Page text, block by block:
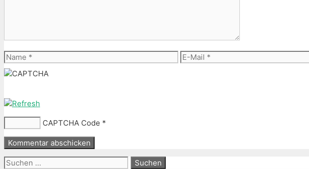
Name
E-
CAPTCHA Code *
Suche